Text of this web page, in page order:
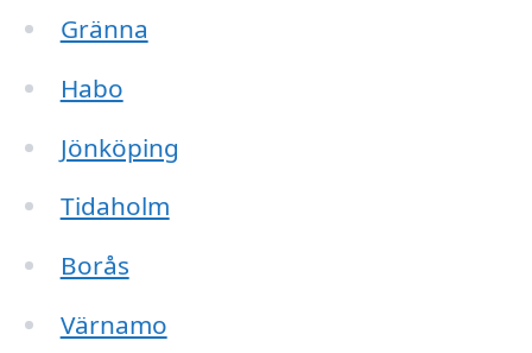
Gränna
Habo
Jönköping
Tidaholm
Borås
Värnamo